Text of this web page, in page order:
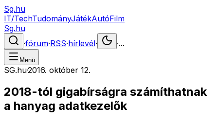
Sg.hu
IT/TechTudományJátékAutóFilm
Sg.hu
·fórum·RSS·hírlevél· ·...
Menü
SG.hu·2016. október 12.
2018-tól gigabírságra számíthatnak
a hanyag adatkezelők